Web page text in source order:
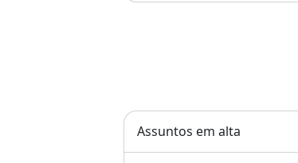
Assuntos em alta